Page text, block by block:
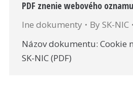
PDF znenie webového
Ine dokumenty By SK-NIC
Názov dokumentu: Cookie
SK-NIC (PDF)